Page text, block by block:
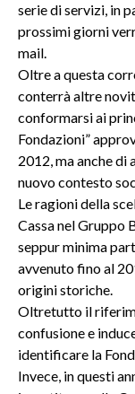
serie di servizi, in
prossimi giorni
mail.
Oltre a questa
conterrà altre
conformarsi ai
Fondazioni”
2012, ma anche di
nuovo contesto
Le ragioni della
Cassa nel Gruppo
seppur minima
avvenuto fino al
origini storiche.
Oltretutto il
confusione e
identificare la
Invece, in questi